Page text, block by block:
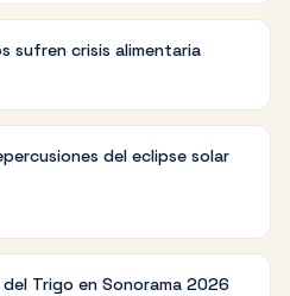
sufren crisis alimentaria
del eclipse solar
Trigo en Sonorama 2026